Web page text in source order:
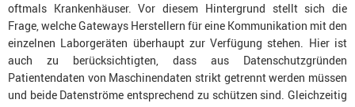
oftmals Krankenhäuser. Vor diesem Hintergrund stellt sich die
Frage, welche Gateways Herstellern für eine Kommunikation mit den
einzelnen Laborgeräten überhaupt zur Verfügung stehen. Hier ist
auch zu berücksichtigten, dass aus Datenschutzgründen
Patientendaten von Maschinendaten strikt getrennt werden müssen
und beide Datenströme entsprechend zu schützen sind. Gleichzeitig